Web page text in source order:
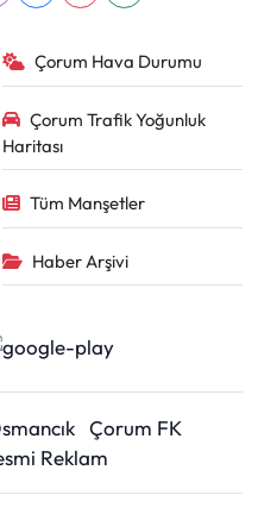
Çorum Hava Durumu
Çorum Trafik Yoğunluk
Haritası
Tüm Manşetler
Haber Arşivi
Çorum FK
Reklam